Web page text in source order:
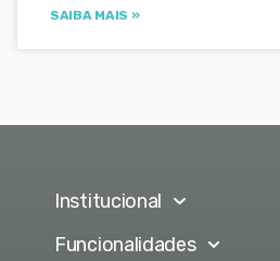
SAIBA MAIS »
Institucional
Funcionalidades